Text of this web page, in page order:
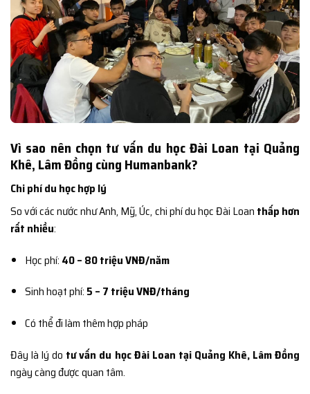
Vì sao nên chọn tư vấn du học Đài Loan tại Quảng
Khê, Lâm Đồng cùng Humanbank?
Chi phí du học hợp lý
So với các nước như Anh, Mỹ, Úc, chi phí du học Đài Loan thấp hơn
rất nhiều:
Học phí: 40 – 80 triệu VNĐ/năm
Sinh hoạt phí: 5 – 7 triệu VNĐ/tháng
Có thể đi làm thêm hợp pháp
Đây là lý do tư vấn du học Đài Loan tại Quảng Khê, Lâm Đồng
ngày càng được quan tâm.